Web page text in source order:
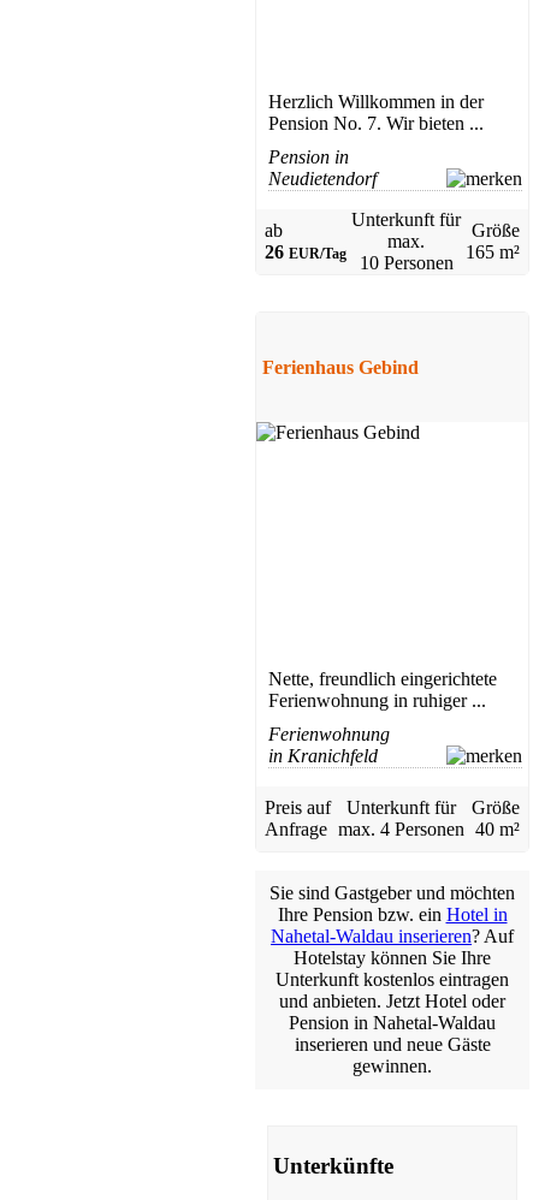
Herzlich Willkommen in der
Pension No. 7. Wir bieten ...
Pension in
Neudietendorf
ab
26 EUR/Tag
Unterkunft für
max.
10 Personen
Größe
165 m²
Ferienhaus Gebind
Nette, freundlich eingerichtete
Ferienwohnung in ruhiger ...
Ferienwohnung
in Kranichfeld
Preis auf
Anfrage
Unterkunft für
max.4 Personen
Größe
40 m²
Sie sind Gastgeber und möchten
Ihre Pension bzw. ein Hotel in
Nahetal-Waldau inserieren? Auf
Hotelstay können Sie Ihre
Unterkunft kostenlos eintragen
und anbieten. Jetzt Hotel oder
Pension in Nahetal-Waldau
inserieren und neue Gäste
gewinnen.
Unterkünfte